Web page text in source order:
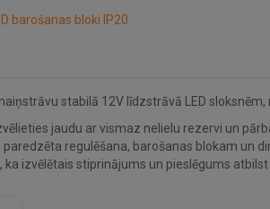
barošanas bloki IP20
stabilā 12V līdzstrāvā LED
jaudu ar vismaz nelielu rezervi un
regulēšana, barošanas blokam
izvēlētais stiprinājums un pieslēgums atbilst